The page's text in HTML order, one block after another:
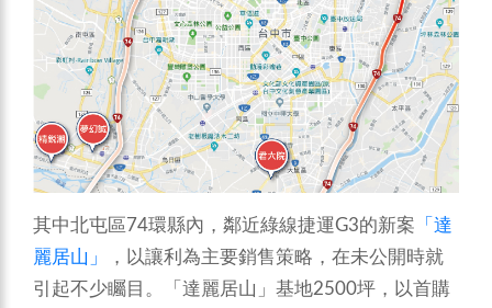
其中北屯區74環縣內，鄰近綠線捷運G3的新案 「達
麗居山」
，以讓利為主要銷售策略，在未公開時就
引起不少矚目。「達麗居山」基地2500坪，以首購